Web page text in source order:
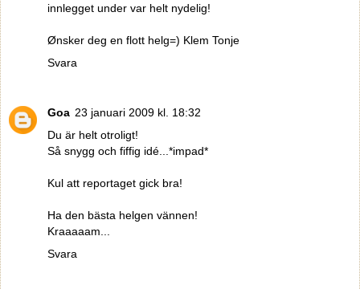
innlegget under var helt nydelig!
Ønsker deg en flott helg=) Klem Tonje
Svara
Goa 23 januari 2009 kl. 18:32
Du är helt otroligt!
Så snygg och fiffig idé...*impad*
Kul att reportaget gick bra!
Ha den bästa helgen vännen!
Kraaaaam...
Svara